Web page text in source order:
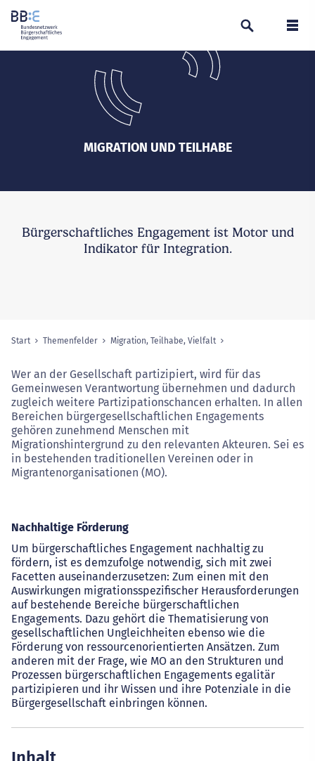
Suchen
MIGRATION UND TEILHABE
Bürgerschaftliches Engagement ist Motor und
Indikator für Integration.
Sie sind hier:
Start Themenfelder Migration, Teilhabe, Vielfalt
Wer an der Gesellschaft partizipiert, wird für das
Gemeinwesen Verantwortung übernehmen und dadurch
zugleich weitere Partizipationschancen erhalten. In allen
Bereichen bürgergesellschaftlichen Engagements
gehören zunehmend Menschen mit
Migrationshintergrund zu den relevanten Akteuren. Sei es
in bestehenden traditionellen Vereinen oder in
Migrantenorganisationen (MO).
Nachhaltige Förderung
Um bürgerschaftliches Engagement nachhaltig zu
fördern, ist es demzufolge notwendig, sich mit zwei
Facetten auseinanderzusetzen: Zum einen mit den
Auswirkungen migrationsspezifischer Herausforderungen
auf bestehende Bereiche bürgerschaftlichen
Engagements. Dazu gehört die Thematisierung von
gesellschaftlichen Ungleichheiten ebenso wie die
Förderung von ressourcenorientierten Ansätzen. Zum
anderen mit der Frage, wie MO an den Strukturen und
Prozessen bürgerschaftlichen Engagements egalitär
partizipieren und ihr Wissen und ihre Potenziale in die
Bürgergesellschaft einbringen können.